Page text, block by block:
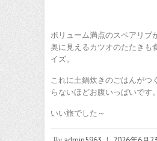
ボリューム満点のスペアリブ
奥に見えるカツオのたたきも
イズ。
これに土鍋炊きのごはんがつ
らないほどお腹いっぱいです。
いい旅でした～